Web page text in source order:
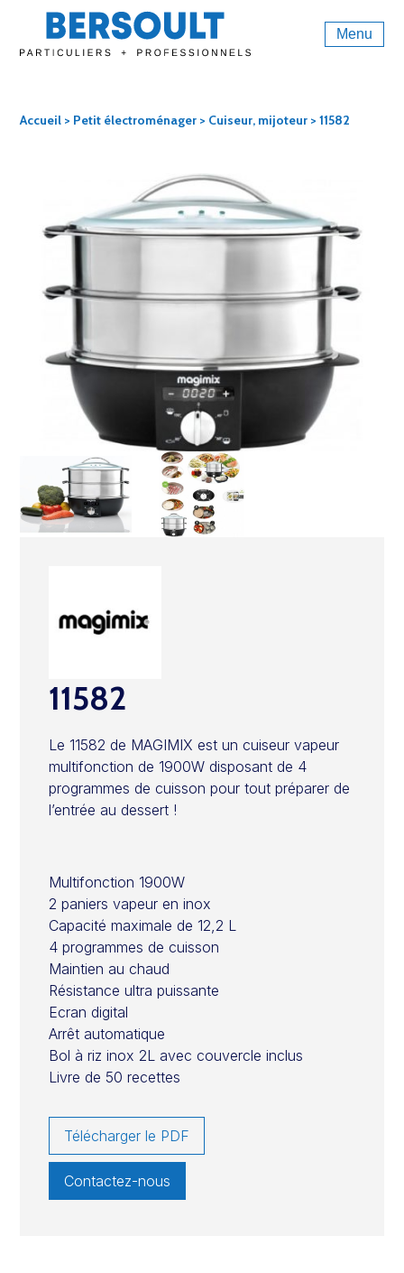
Menu
Accueil > Petit électroménager > Cuiseur, mijoteur > 11582
11582
Le 11582 de MAGIMIX est un cuiseur vapeur
multifonction de 1900W disposant de 4
programmes de cuisson pour tout préparer de
l’entrée au dessert !
Multifonction 1900W
2 paniers vapeur en inox
Capacité maximale de 12,2 L
4 programmes de cuisson
Maintien au chaud
Résistance ultra puissante
Ecran digital
Arrêt automatique
Bol à riz inox 2L avec couvercle inclus
Livre de 50 recettes
Télécharger le PDF
Contactez-nous